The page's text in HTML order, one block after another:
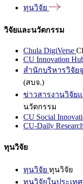
ทุนวิจัย
วิจัยและนวัตกรรม
Chula DigiVerse
CU Innovation
สำนักบริหารวิจัย
(สบจ.)
ข่าวสารงานวิจัย
นวัตกรรม
CU Social
CU-Daily Research
ทุนวิจัย
ทุนวิจัย ทุนวิจัย
ทุนวิจัยในประเทศ